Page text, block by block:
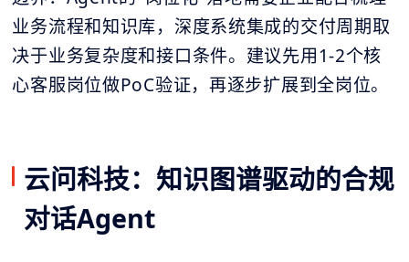
业务流程和知识库，深度系统集成的交付周期取
决于业务复杂度和接口条件。建议先用1-2个核
心客服岗位做PoC验证，再逐步扩展到全岗位。
云问科技：知识图谱驱动的合规
对话Agent